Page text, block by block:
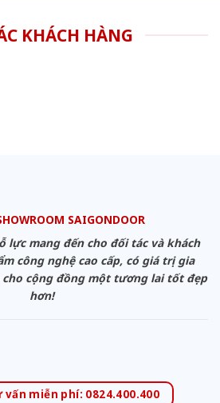
KHÁCH HÀNG
SAIGONDOOR
lực mang đến cho đối tác và khách
công nghệ cao cấp, có giá trị gia
cộng đồng một tương lai tốt đẹp
hơn!
miễn phí: 0824.400.400